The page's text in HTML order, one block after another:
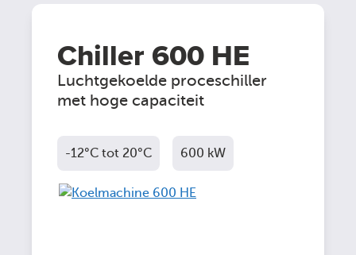
Chiller 600 HE
Luchtgekoelde proceschiller
met hoge capaciteit
-12°C tot 20°C 600 kW